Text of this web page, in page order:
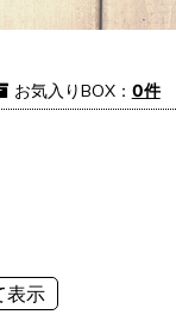
お気入りBOX： 0件
表示